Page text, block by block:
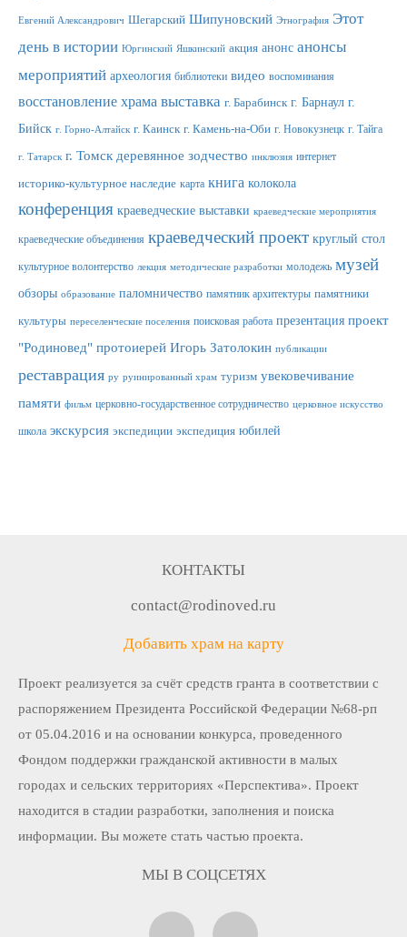
Евгений Александрович Шегарский Шипуновский Этнография Этот
день в истории Юргинский Яшкинский акция анонс анонсы
мероприятий археология библиотеки видео воспоминания
восстановление храма выставка г. Барабинск г. Барнаул г.
Бийск г. Горно-Алтайск г. Каинск г. Камень-на-Оби г. Новокузнецк г. Тайга
г. Татарск г. Томск деревянное зодчество инклюзия интернет
историко-культурное наследие карта книга колокола
конференция краеведческие выставки краеведческие мероприятия
краеведческие объединения краеведческий проект круглый стол
культурное волонтерство лекция методические разработки молодежь музей
обзоры образование паломничество памятник архитектуры памятники
культуры переселенческие поселения поисковая работа презентация проект
"Родиновед" протоиерей Игорь Затолокин публикации
реставрация ру руинированный храм туризм увековечивание
памяти фильм церковно-государственное сотрудничество церковное искусство
школа экскурсия экспедиции экспедиция юбилей
КОНТАКТЫ
contact@rodinoved.ru
Добавить храм на карту
Проект реализуется за счёт средств гранта в соответствии c
распоряжением Президента Российской Федерации №68-рп
от 05.04.2016 и на основании конкурса, проведенного
Фондом поддержки гражданской активности в малых
городах и сельских территориях «Перспектива». Проект
находится в стадии разработки, заполнения и поиска
информации. Вы можете стать частью проекта.
МЫ В СОЦСЕТЯХ